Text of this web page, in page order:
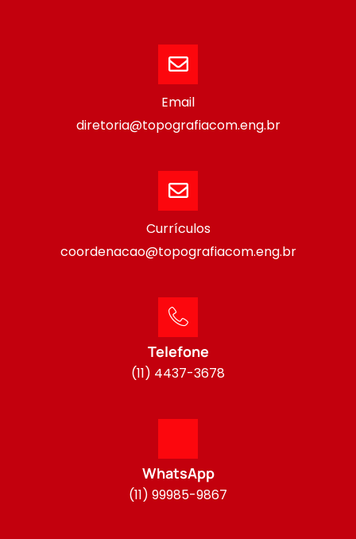
Email
diretoria@topografiacom.eng.br
Currículos
coordenacao@topografiacom.eng.br
Telefone
(11) 4437-3678
WhatsApp
(11) 99985-9867